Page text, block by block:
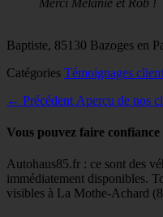
Baptiste, 85130 Bazoges en
Catégories Témoignages
Navigation
de
← Précédent Article
Aperçu de nos
Vous pouvez faire
Autohaus85.fr : ce sont des
immédiatement disponibles.
visibles à La Mothe-Achard